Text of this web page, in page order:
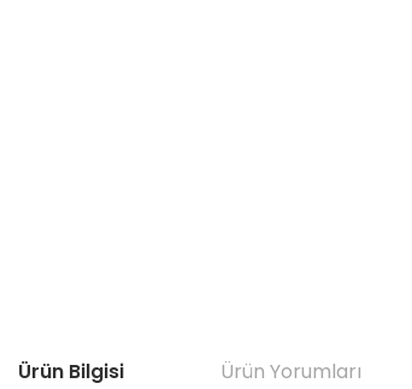
Ürün Bilgisi Ürün Yorumları